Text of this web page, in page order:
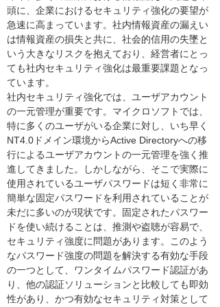
頭に、企業におけるセキュリティ強化の要望が
急速に高まっています。社内情報資産の漏えい
は情報資産の損失と共に、社会的信用の失墜と
いう大きなリスクを抱えており、経営者にとっ
ても社内セキュリティ強化は最重要課題となっ
ています。
社内セキュリティ強化では、ユーザアカウント
の一元管理が重要です。マイクロソフトでは、
特に多くのユーザがいる企業に対し、いち早く
NT4.0ドメイン環境からActive Directoryへの移
行によるユーザアカウントの一元管理を強く推
進してきました。しかしながら、そこで実際に
使用されているユーザパスワードは短く非常に
簡単な固定パスワードを利用されていることが
未だに多いのが現状です。固定されたパスワー
ドを使い続けることは、推測や盗聴が容易で、
セキュリティ強度に問題があります。このよう
なパスワード強度の問題を解決する有効な手段
の一つとして、ワンタイムパスワード認証があ
り、他の認証ソリューションと比較しても即効
性があり、かつ有効なセキュリティ対策として